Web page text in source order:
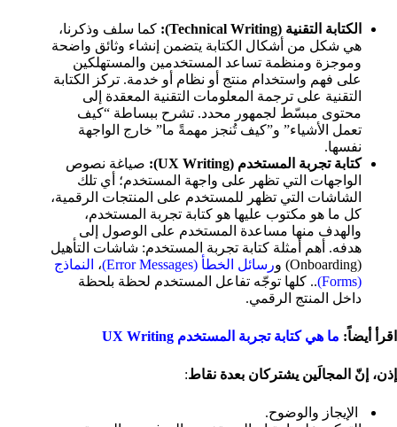
الكتابة التقنية (Technical Writing):
كما سلف وذكرنا،
هي شكل من أشكال الكتابة يتضمن إنشاء وثائق واضحة
وموجزة ومنظمة تساعد المستخدمين والمستهلكين
على فهم واستخدام منتج أو نظام أو خدمة. تركز الكتابة
التقنية على ترجمة المعلومات التقنية المعقدة إلى
محتوى مبسّط لجمهور محدد. تشرح ببساطة “كيف
تعمل الأشياء” و”كيف تُنجز مهمةً ما” خارج الواجهة
نفسها.
كتابة تجربة المستخدم (UX Writing):
صياغة نصوص
الواجهات التي تظهر على واجهة المستخدم؛ أي تلك
الشاشات التي تظهر للمستخدم على المنتجات الرقمية،
كل ما هو مكتوب عليها هو كتابة تجربة المستخدم،
والهدف منها مساعدة المستخدم على الوصول إلى
هدفه. أهم أمثلة كتابة تجربة المستخدم: شاشات التأهيل
(Onboarding) و
رسائل الخطأ (Error Messages) ، النماذج
(Forms)
.. كلها توجّه تفاعل المستخدم لحظة بلحظة
داخل المنتج الرقمي.
اقرأ أيضاً: ما هي كتابة تجربة المستخدم UX Writing
إذن، إنّ المجالَين يشتركان بعدة نقاط:
الإيجاز والوضوح.